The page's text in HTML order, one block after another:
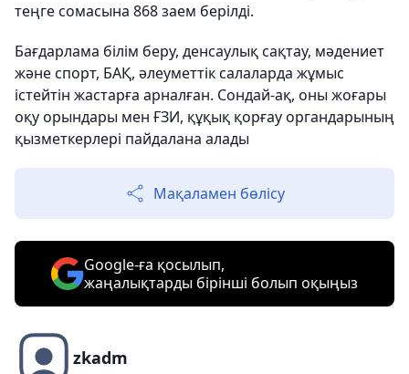
теңге сомасына 868 заем берілді.
Бағдарлама білім беру, денсаулық сақтау, мәдениет
және спорт, БАҚ, әлеуметтік салаларда жұмыс
істейтін жастарға арналған. Сондай-ақ, оны жоғары
оқу орындары мен ҒЗИ, құқық қорғау органдарының
қызметкерлері пайдалана алады
Мақаламен бөлісу
Google-ға қосылып,
жаңалықтарды бірінші болып оқыңыз
zkadm